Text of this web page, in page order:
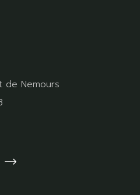
de Nemours